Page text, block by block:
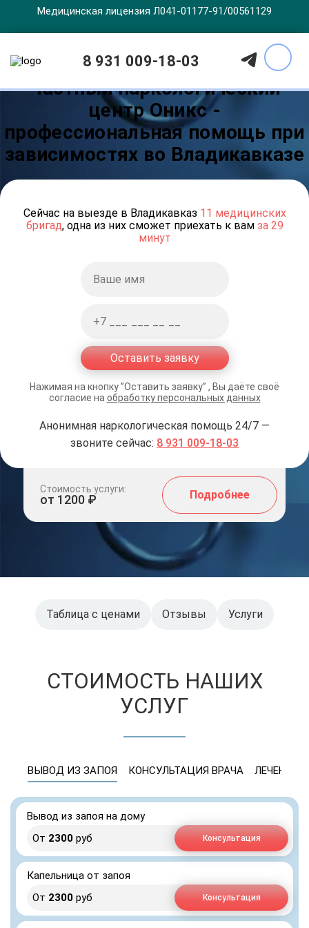
Медицинская лицензия Л041-01177-91/00561129
8 931 009-18-03
Частный наркологический
центр Оникс -
профессиональная помощь при
зависимостях во Владикавказе
Сейчас на выезде в Владикавказ 11 медицинских
бригад, одна из них сможет приехать к вам за 29
минут
Оставить заявку
Нажимая на кнопку ”Оставить заявку” , Вы даёте своё
согласие на обработку персональных данных
Анонимная наркологическая помощь 24/7 —
звоните сейчас: 8 931 009-18-03
Стоимость услуги:
от 1200 ₽ Подробнее
Таблица с ценами Отзывы Услуги
СТОИМОСТЬ НАШИХ
УСЛУГ
ВЫВОД ИЗ ЗАПОЯ КОНСУЛЬТАЦИЯ ВРАЧА ЛЕЧЕНИЕ
Вывод из запоя на дому
От 2300 руб Консультация
Капельница от запоя
От 2300 руб Консультация